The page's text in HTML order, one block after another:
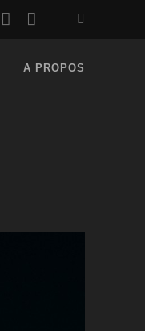
rss email
A PROPOS